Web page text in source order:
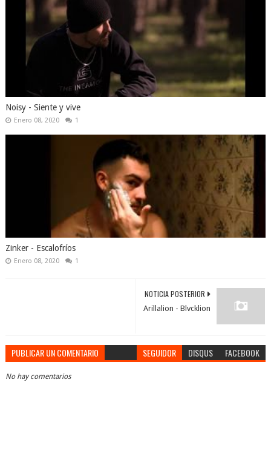
Noisy - Siente y vive
Enero 08, 2020 1
Zinker - Escalofríos
Enero 08, 2020 1
NOTICIA POSTERIOR
Arillalion - Blvcklion
PUBLICAR UN COMENTARIO SEGUIDOR DISQUS FACEBOOK
No hay comentarios